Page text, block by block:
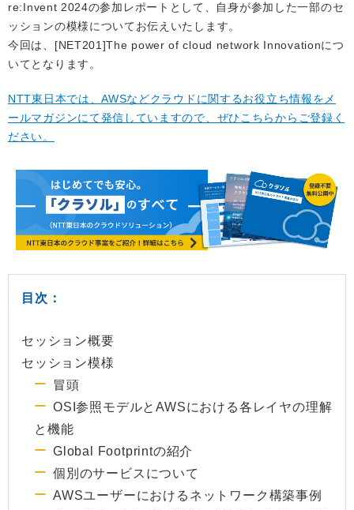
re:Invent 2024の参加レポートとして、自身が参加した一部のセ
ッションの模様についてお伝えいたします。
今回は、[NET201]The power of cloud network Innovationにつ
いてとなります。
NTT東日本では、AWSなどクラウドに関するお役立ち情報をメ
ールマガジンにて発信していますので、ぜひこちらからご登録く
ださい。
目次：
セッション概要
セッション模様
冒頭
OSI参照モデルとAWSにおける各レイヤの理解
と機能
Global Footprintの紹介
個別のサービスについて
AWSユーザーにおけるネットワーク構築事例